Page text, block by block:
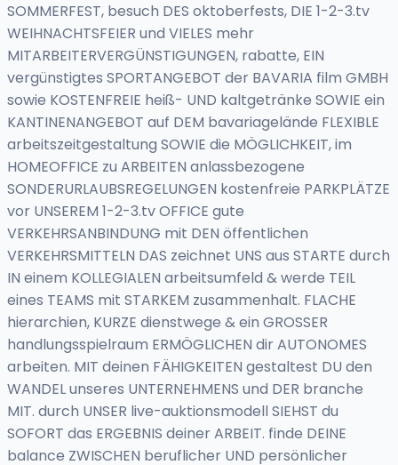
SOMMERFEST, besuch DES oktoberfests, DIE 1-2-3.tv
WEIHNACHTSFEIER und VIELES mehr
MITARBEITERVERGÜNSTIGUNGEN, rabatte, EIN
vergünstigtes SPORTANGEBOT der BAVARIA film GMBH
sowie KOSTENFREIE heiß- UND kaltgetränke SOWIE ein
KANTINENANGEBOT auf DEM bavariagelände FLEXIBLE
arbeitszeitgestaltung SOWIE die MÖGLICHKEIT, im
HOMEOFFICE zu ARBEITEN anlassbezogene
SONDERURLAUBSREGELUNGEN kostenfreie PARKPLÄTZE
vor UNSEREM 1-2-3.tv OFFICE gute
VERKEHRSANBINDUNG mit DEN öffentlichen
VERKEHRSMITTELN DAS zeichnet UNS aus STARTE durch
IN einem KOLLEGIALEN arbeitsumfeld & werde TEIL
eines TEAMS mit STARKEM zusammenhalt. FLACHE
hierarchien, KURZE dienstwege & ein GROSSER
handlungsspielraum ERMÖGLICHEN dir AUTONOMES
arbeiten. MIT deinen FÄHIGKEITEN gestaltest DU den
WANDEL unseres UNTERNEHMENS und DER branche
MIT. durch UNSER live-auktionsmodell SIEHST du
SOFORT das ERGEBNIS deiner ARBEIT. finde DEINE
balance ZWISCHEN beruflicher UND persönlicher